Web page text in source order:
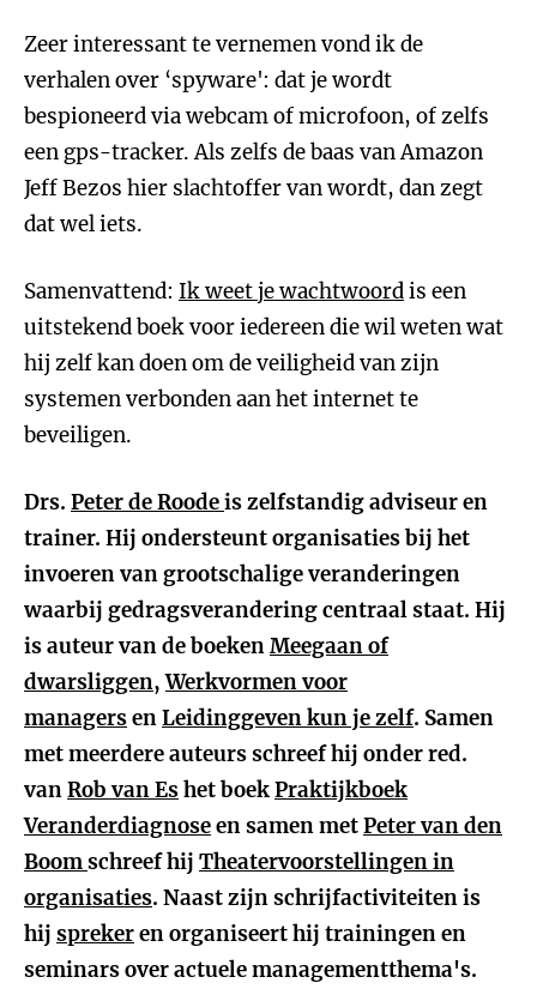
Zeer interessant te vernemen vond ik de
verhalen over ‘spyware': dat je wordt
bespioneerd via webcam of microfoon, of zelfs
een gps-tracker. Als zelfs de baas van Amazon
Jeff Bezos hier slachtoffer van wordt, dan zegt
dat wel iets.
Samenvattend: Ik weet je wachtwoordis een
uitstekend boek voor iedereen die wil weten wat
hij zelf kan doen om de veiligheid van zijn
systemen verbonden aan het internet te
beveiligen.
Drs. Peter de Roodeis zelfstandig adviseur en
trainer. Hij ondersteunt organisaties bij het
invoeren van grootschalige veranderingen
waarbij gedragsverandering centraal staat. Hij
is auteur van de boekenMeegaan of
dwarsliggen,Werkvormen voor
managersenLeidinggeven kun je zelf. Samen
met meerdere auteurs schreef hij onder red.
vanRob van Eshet boekPraktijkboek
Veranderdiagnoseen samen metPeter van den
Boomschreef hij Theatervoorstellingen in
organisaties. Naast zijn schrijfactiviteiten is
hij sprekeren organiseert hij trainingen en
seminars over actuele managementthema's.